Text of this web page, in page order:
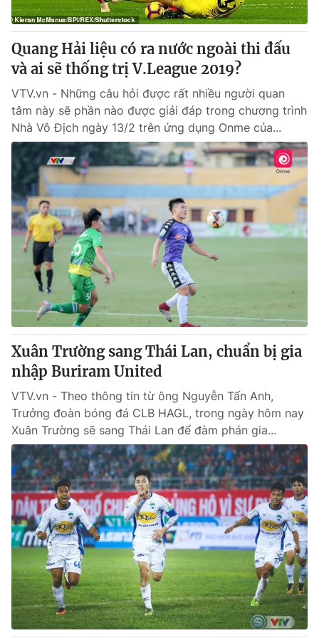
® Cấm sao chép dưới mọi hình thức nếu không có sự chấp
thuận bằng văn bản. Ghi rõ nguồn VTV.vn khi phát hành lại
thông tin từ website này.
Quang Hải liệu có ra nước ngoài thi đấu
và ai sẽ thống trị V.League 2019?
VTV.vn - Những câu hỏi được rất nhiều người quan
tâm này sẽ phần nào được giải đáp trong chương trình
Nhà Vô Địch ngày 13/2 trên ứng dụng Onme của...
Xuân Trường sang Thái Lan, chuẩn bị gia
nhập Buriram United
VTV.vn - Theo thông tin từ ông Nguyễn Tấn Anh,
Trưởng đoàn bóng đá CLB HAGL, trong ngày hôm nay
Xuân Trường sẽ sang Thái Lan để đàm phán gia...